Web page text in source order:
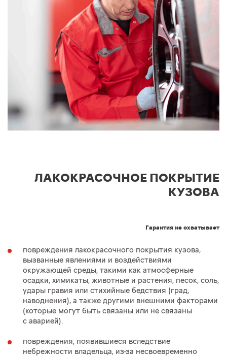
ЛАКОКРАСОЧНОЕ ПОКРЫТИЕ
КУЗОВА
Гарантия не охватывает
повреждения лакокрасочного покрытия кузова,
вызванные явлениями и воздействиями
окружающей среды, такими как атмосферные
осадки, химикаты, животные и растения, песок, соль,
удары гравия или стихийные бедствия (град,
наводнения), а также другими внешними факторами
(которые могут быть связаны или не связаны
с аварией).
повреждения, появившиеся вследствие
небрежности владельца, из-за несвоевременно